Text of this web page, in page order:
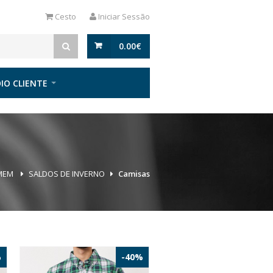
Cesto Iniciar Sessão
0.00€
CLIENTE
SALDOS DE INVERNO Camisas
-40%